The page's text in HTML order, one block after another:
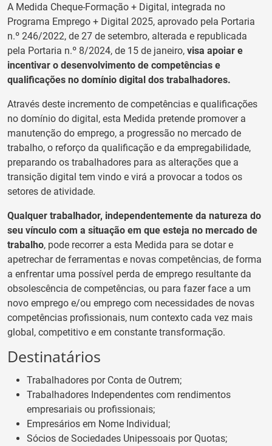
A Medida Cheque-Formação + Digital, integrada no
Programa Emprego + Digital 2025, aprovado pela Portaria
n.º 246/2022, de 27 de setembro, alterada e republicada
pela Portaria n.º 8/2024, de 15 de janeiro, visa apoiar e
incentivar o desenvolvimento de competências e
qualificações no domínio digital dos trabalhadores.
Através deste incremento de competências e qualificações
no domínio do digital, esta Medida pretende promover a
manutenção do emprego, a progressão no mercado de
trabalho, o reforço da qualificação e da empregabilidade,
preparando os trabalhadores para as alterações que a
transição digital tem vindo e virá a provocar a todos os
setores de atividade.
Qualquer trabalhador, independentemente da natureza do
seu vínculo com a situação em que esteja no mercado de
trabalho, pode recorrer a esta Medida para se dotar e
apetrechar de ferramentas e novas competências, de forma
a enfrentar uma possível perda de emprego resultante da
obsolescência de competências, ou para fazer face a um
novo emprego e/ou emprego com necessidades de novas
competências profissionais, num contexto cada vez mais
global, competitivo e em constante transformação.
Destinatários
Trabalhadores por Conta de Outrem;
Trabalhadores Independentes com rendimentos
empresariais ou profissionais;
Empresários em Nome Individual;
Sócios de Sociedades Unipessoais por Quotas;